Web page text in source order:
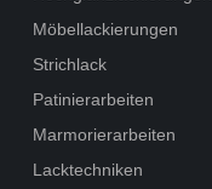
Möbellackierungen
Strichlack
Patinierarbeiten
Marmorierarbeiten
Lacktechniken